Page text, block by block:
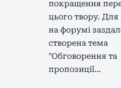
покращення
цього твору. Для
на форумі
створена тема
"Обговорення та
пропозиції…